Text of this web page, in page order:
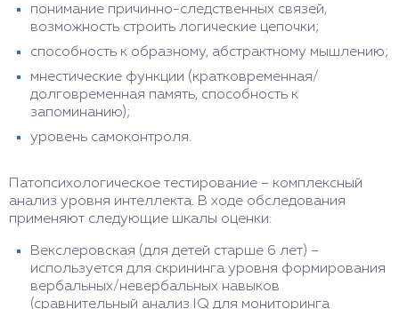
понимание причинно-следственных связей,
возможность строить логические цепочки;
способность к образному, абстрактному мышлению;
мнестические функции (кратковременная/
долговременная память, способность к
запоминанию);
уровень самоконтроля.
Патопсихологическое тестирование – комплексный
анализ уровня интеллекта. В ходе обследования
применяют следующие шкалы оценки:
Векслеровская (для детей старше 6 лет) –
используется для скрининга уровня формирования
вербальных/невербальных навыков
(сравнительный анализ IQ для мониторинга